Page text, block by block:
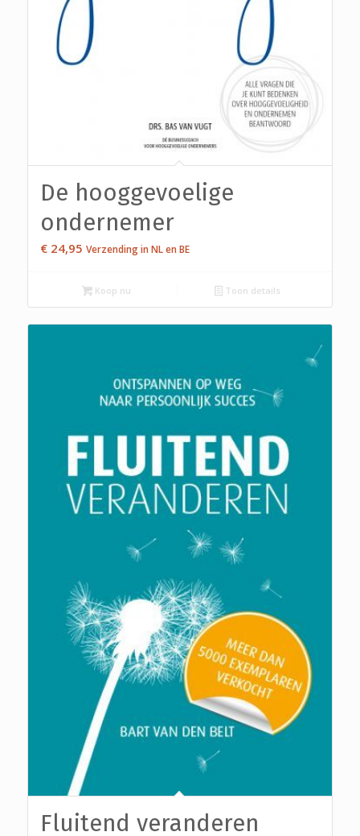
De hooggevoelige
ondernemer
€24,95 Verzending in NL en BE
Koop nu Toon details
Fluitend veranderen